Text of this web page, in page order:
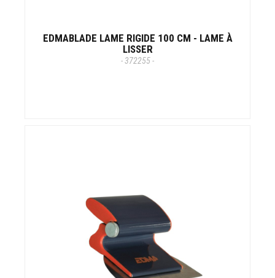
EDMABLADE LAME RIGIDE 100 CM - LAME À
LISSER
- 372255 -